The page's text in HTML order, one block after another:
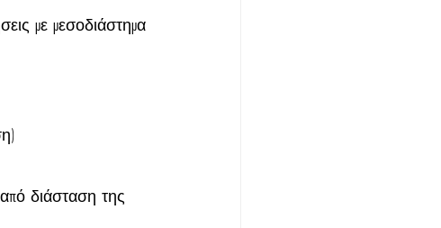
με μεσοδιάστημα
διάσταση της